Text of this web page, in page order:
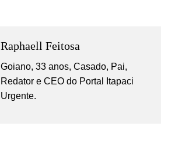
Raphaell Feitosa
Goiano, 33 anos, Casado, Pai,
Redator e CEO do Portal Itapaci
Urgente.